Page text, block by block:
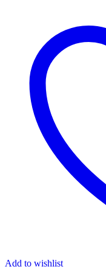
Add to wishlist